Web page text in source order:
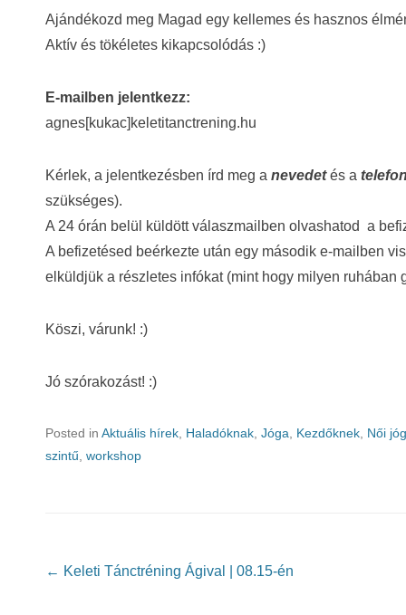
Ajándékozd meg Magad egy kellemes és hasznos
Aktív és tökéletes kikapcsolódás :)
E-mailben jelentkezz:
agnes[kukac]keletitanctrening.hu
Kérlek, a jelentkezésben írd meg a nevedet és a
szükséges).
A 24 órán belül küldött válaszmailben olvashatod a
A befizetésed beérkezte után egy második e-mailben
elküldjük a részletes infókat (mint hogy milyen ruhában
Köszi, várunk! :)
Jó szórakozást! :)
Posted in Aktuális hírek Haladóknak Jóga Kezdőknek Női
szintű workshop
Post navigation
← Keleti Tánctréning Ágival | 08.15-én